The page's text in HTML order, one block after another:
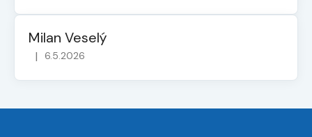
Milan Veselý
Hodnocení obchodu je 5 z 5 hvězdiček.
| 6.5.2026